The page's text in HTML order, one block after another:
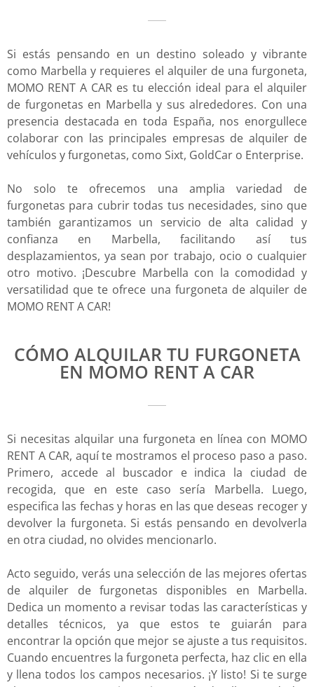
Si estás pensando en un destino soleado y vibrante
como Marbella y requieres el alquiler de una furgoneta,
MOMO RENT A CAR es tu elección ideal para el alquiler
de furgonetas en Marbella y sus alrededores. Con una
presencia destacada en toda España, nos enorgullece
colaborar con las principales empresas de alquiler de
vehículos y furgonetas, como Sixt, GoldCar o Enterprise.
No solo te ofrecemos una amplia variedad de
furgonetas para cubrir todas tus necesidades, sino que
también garantizamos un servicio de alta calidad y
confianza en Marbella, facilitando así tus
desplazamientos, ya sean por trabajo, ocio o cualquier
otro motivo. ¡Descubre Marbella con la comodidad y
versatilidad que te ofrece una furgoneta de alquiler de
MOMO RENT A CAR!
CÓMO ALQUILAR TU FURGONETA
EN MOMO RENT A CAR
Si necesitas alquilar una furgoneta en línea con MOMO
RENT A CAR, aquí te mostramos el proceso paso a paso.
Primero, accede al buscador e indica la ciudad de
recogida, que en este caso sería Marbella. Luego,
especifica las fechas y horas en las que deseas recoger y
devolver la furgoneta. Si estás pensando en devolverla
en otra ciudad, no olvides mencionarlo.
Acto seguido, verás una selección de las mejores ofertas
de alquiler de furgonetas disponibles en Marbella.
Dedica un momento a revisar todas las características y
detalles técnicos, ya que estos te guiarán para
encontrar la opción que mejor se ajuste a tus requisitos.
Cuando encuentres la furgoneta perfecta, haz clic en ella
y llena todos los campos necesarios. ¡Y listo! Si te surge